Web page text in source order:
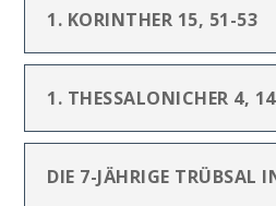
1. KORINTHER 15, 51-53
1. THESSALONICHER 4,
DIE 7-JÄHRIGE TRÜBSAL